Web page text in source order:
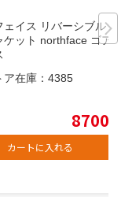
ェイス リバーシブル ダ
ケット northface ゴア
在庫： 4385
8700
カートに入れる